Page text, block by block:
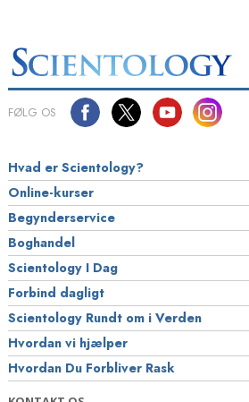
FØLG OS
Hvad er Scientology?
Online-kurser
Begynderservice
Boghandel
Scientology I Dag
Forbind dagligt
Scientology Rundt om i Verden
Hvordan vi hjælper
Hvordan Du Forbliver Rask